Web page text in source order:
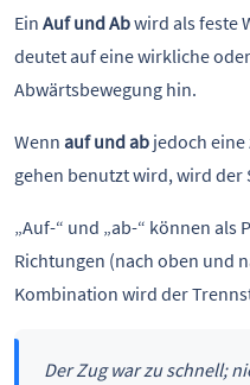
Ein Auf und Abwird als feste
deutet auf eine wirkliche
Abwärtsbewegung hin.
Wenn auf und ab jedoch
gehen benutzt wird, wird
„Auf-“ und „ab-“ können als
Richtungen (nach oben und
Kombination wird der
Der Zug war zu schnell;